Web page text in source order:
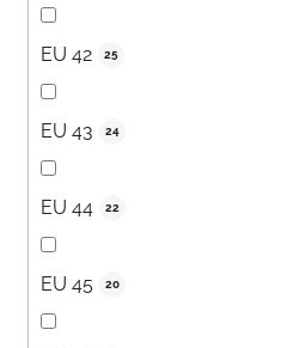
EU 42 25
EU 43 24
EU 44 22
EU 45 20